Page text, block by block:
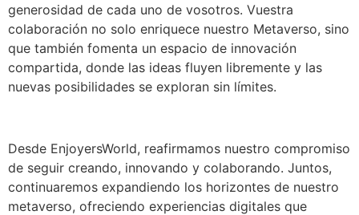
generosidad de cada uno de vosotros. Vuestra
colaboración no solo enriquece nuestro Metaverso, sino
que también fomenta un espacio de innovación
compartida, donde las ideas fluyen libremente y las
nuevas posibilidades se exploran sin límites.
Desde EnjoyersWorld, reafirmamos nuestro compromiso
de seguir creando, innovando y colaborando. Juntos,
continuaremos expandiendo los horizontes de nuestro
metaverso, ofreciendo experiencias digitales que